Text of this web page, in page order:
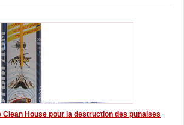
House pour la destruction des punaises